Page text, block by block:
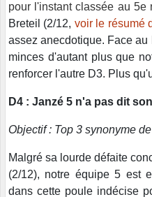
pour l'instant classée au 5e
Breteil (2/12, voir le résumé
assez anecdotique. Face
minces d'autant plus que
renforcer l'autre D3. Plus
D4 : Janzé 5 n'a pas dit
Objectif : Top 3 synonyme
Malgré sa lourde défaite
(2/12), notre équipe 5 est
dans cette poule indécise